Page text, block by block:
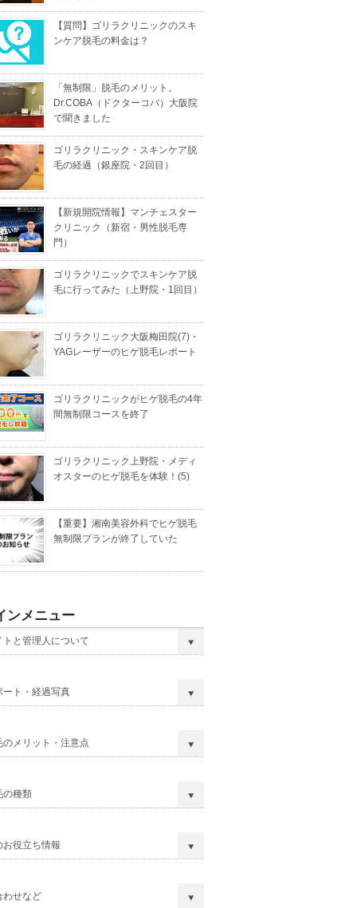
【質問】ゴリラクリニックのスキ
ンケア脱毛の料金は？
「無制限」脱毛のメリット。
Dr.COBA（ドクターコバ）大阪院
で聞きました
ゴリラクリニック・スキンケア脱
毛の経過（銀座院・2回目）
【新規開院情報】マンチェスター
クリニック（新宿・男性脱毛専
門）
ゴリラクリニックでスキンケア脱
毛に行ってみた（上野院・1回目）
ゴリラクリニック大阪梅田院(7)・
YAGレーザーのヒゲ脱毛レポート
ゴリラクリニックがヒゲ脱毛の4年
間無制限コースを終了
ゴリラクリニック上野院・メディ
オスターのヒゲ脱毛を体験！(5)
【重要】湘南美容外科でヒゲ脱毛
無制限プランが終了していた
ンメニュー
トと管理人について
ート・経過写真
のメリット・注意点
の種類
お役立ち情報
わせなど